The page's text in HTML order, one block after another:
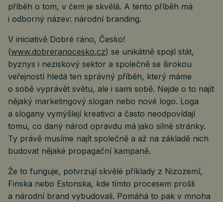
příběh o tom, v čem je skvělá. A tento příběh má
i odborný název: národní branding.
V iniciativě Dobré ráno, Česko!
(www.dobreranocesko.cz) se unikátně spojil stát,
byznys i neziskový sektor a společně se širokou
veřejností hledá ten správný příběh, který máme
o sobě vyprávět světu, ale i sami sobě. Nejde o to najít
nějaký marketingový slogan nebo nové logo. Loga
a slogany vymýšlejí kreativci a často neodpovídají
tomu, co daný národ opravdu má jako silné stránky.
Ty právě musíme najít společně a až na základě nich
budovat nějaké propagační kampaně.
Že to funguje, potvrzují skvělé příklady z Nizozemí,
Finska nebo Estonska, kde tímto procesem prošli
a národní brand vybudovali. Pomáhá to pak v mnoha